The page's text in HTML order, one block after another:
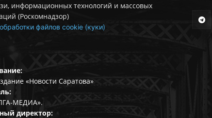
информационных технологий и массовых
(Роскомнадзор)
файлов cookie (куки)
«Новости Саратова»
МЕДИА».
директор: